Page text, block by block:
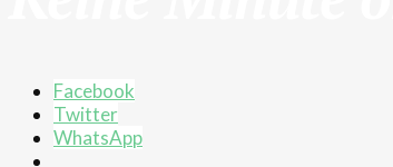
Facebook
Twitter
WhatsApp